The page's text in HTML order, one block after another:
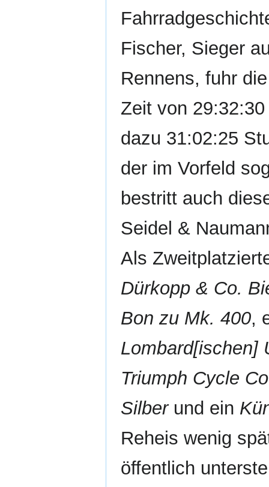
Fischer, Sieger
Rennens, fuhr
Zeit von
dazu 31:02:25
der im Vorfeld
bestritt auch
Seidel &
Als
Dürkopp & Co.
Bon zu Mk. 400,
Lombard[ischen]
Triumph Cycle
Silberund ein
Reheis wenig
öffentlich